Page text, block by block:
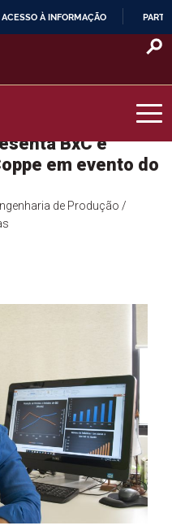
ACESSO À INFORMAÇÃO
BxC e
em evento do
de Produção /